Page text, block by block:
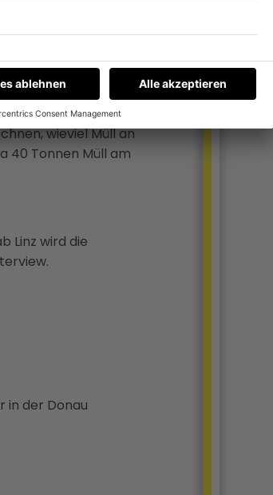
akribisch den
akribisch den
wieviel Müll an
40 Tonnen Müll am
Linz wird die
in der Donau